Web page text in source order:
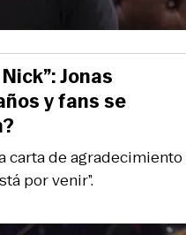
carta de agradecimiento
por venir”.
Jonas
y fans se